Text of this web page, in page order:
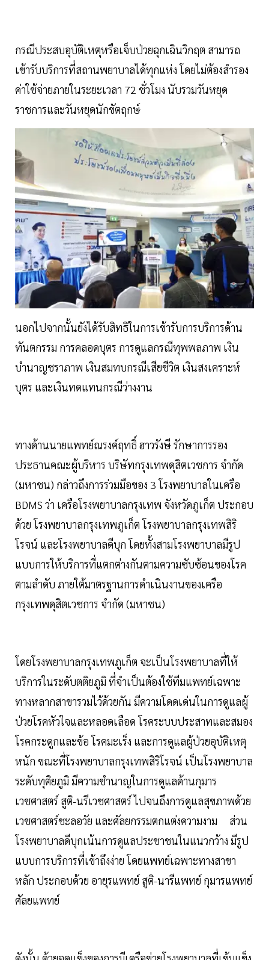
กรณีประสบอุบัติเหตุหรือเจ็บป่วยฉุกเฉินวิกฤต สามารถ
เข้ารับบริการที่สถานพยาบาลได้ทุกแห่ง โดยไม่ต้องสำรอง
ค่าใช้จ่ายภายในระยะเวลา 72 ชั่วโมง นับรวมวันหยุด
ราชการและวันหยุดนักขัตฤกษ์
นอกไปจากนั้นยังได้รับสิทธิในการเข้ารับการบริการด้าน
ทันตกรรม การคลอดบุตร การดูแลกรณีทุพพลภาพ เงิน
บำนาญชราภาพ เงินสมทบกรณีเสียชีวิต เงินสงเคราะห์
บุตร และเงินทดแทนกรณีว่างงาน
ทางด้านนายแพทย์ณรงค์ฤทธิ์ ฮาวรังษี รักษาการรอง
ประธานคณะผู้บริหาร บริษัทกรุงเทพดุสิตเวชการ จำกัด
(มหาชน) กล่าวถึงการร่วมมือของ 3 โรงพยาบาลในเครือ
BDMS ว่า เครือโรงพยาบาลกรุงเทพ จังหวัดภูเก็ต ประกอบ
ด้วย โรงพยาบาลกรุงเทพภูเก็ต โรงพยาบาลกรุงเทพสิริ
โรจน์ และโรงพยาบาลดีบุก โดยทั้งสามโรงพยาบาลมีรูป
แบบการให้บริการที่แตกต่างกันตามความซับซ้อนของโรค
ตามลำดับ ภายใต้มาตรฐานการดำเนินงานของเครือ
กรุงเทพดุสิตเวชการ จำกัด (มหาชน)
โดยโรงพยาบาลกรุงเทพภูเก็ต จะเป็นโรงพยาบาลที่ให้
บริการในระดับตติยภูมิ ที่จำเป็นต้องใช้ทีมแพทย์เฉพาะ
ทางหลากสาขารวมไว้ด้วยกัน มีความโดดเด่นในการดูแลผู้
ป่วยโรคหัวใจและหลอดเลือด โรคระบบประสาทและสมอง
โรคกระดูกและข้อ โรคมะเร็ง และการดูแลผู้ป่วยอุบัติเหตุ
หนัก ขณะที่โรงพยาบาลกรุงเทพสิริโรจน์ เป็นโรงพยาบาล
ระดับทุติยภูมิ มีความชำนาญในการดูแลด้านกุมาร
เวชศาสตร์ สูติ-นรีเวชศาสตร์ ไปจนถึงการดูแลสุขภาพด้วย
เวชศาสตร์ชะลอวัย และศัลยกรรมตกแต่งความงาม ส่วน
โรงพยาบาลดีบุกเน้นการดูแลประชาชนในแนวกว้าง มีรูป
แบบการบริการที่เข้าถึงง่าย โดยแพทย์เฉพาะทางสาขา
หลัก ประกอบด้วย อายุรแพทย์ สูติ-นารีแพทย์ กุมารแพทย์
ศัลยแพทย์